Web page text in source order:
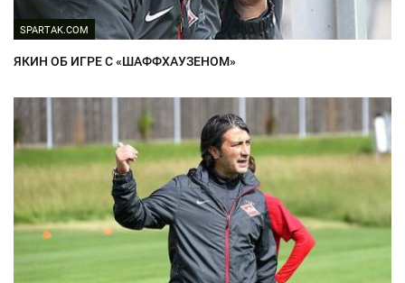
SPARTAK.COM
ЯКИН ОБ ИГРЕ С «ШАФФХАУЗЕНОМ»